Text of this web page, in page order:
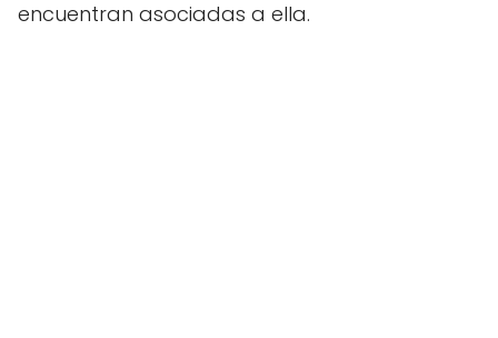
encuentran asociadas a ella.